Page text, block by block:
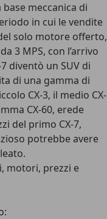
meccanica di
in cui le vendite
solo motore offerto,
3 MPS, con l’arrivo
diventò un SUV di
di una gamma di
CX-3, il medio CX-
CX-60, erede
del primo CX-7,
potrebbe avere
motori, prezzi e